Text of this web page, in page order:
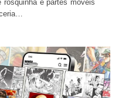
rosquinha e partes móveis